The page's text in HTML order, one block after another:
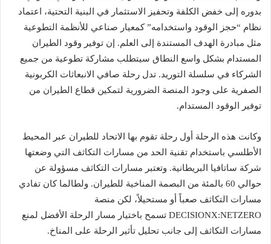
بدوره إلى خفض الكلفة وتحفيز الاستثمار في البنية التحتية، اعتماد
نظام “حجز الوقود واستخدامه” كمعيار صناعي للأنظمة التطوعية
مثل مبادرة الهدف المستندة إلى العلم. إن توفير وقود الطيران
المستدام بشكل واسع النطاق سيتطلب مشاركة تطوعية من جميع
الشركاء في سلسلة التوريد. تدل رحلة صافي الانبعاثات الكربونية
الصفرية على وجود المنصة الضرورية لتمكين قطاع الطيران من
توفير الوقود المستدام.
وكانت هذه الرحلة أول رحلة تقوم بها الاتحاد للطيران عبر المحيط
الأطلسي باستخدام تقنية الحد من مسارات التكاثف التي وضعتها
شركة ساتافيا البريطانية. وتعتبر مسارات التكاثف مسؤولة عن
حوالي 60 بالمئة من البصمة المناخية للطيران. ولطالما كان تفادي
مسارات التكاثف صعباً أو مستحيلاً، لكن منصة
DECISIONX:NETZERO تسمح باختيار مسار الرحلة الأفضل لمنع
مسارات التكاثف إلى جانب تحليل تأثير الرحلة على المناخ.